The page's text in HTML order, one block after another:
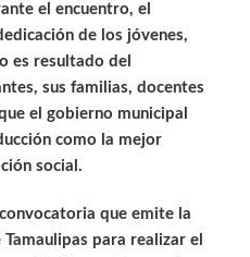
el encuentro, el
de los jóvenes,
es resultado del
sus familias, docentes
el gobierno municipal
como la mejor
social.
que emite la
para realizar el